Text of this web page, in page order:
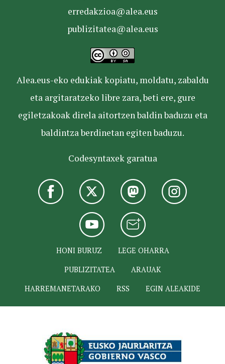
erredakzioa@alea.eus
publizitatea@alea.eus
Alea.eus-eko edukiak kopiatu, moldatu, zabaldu
eta argitaratzeko libre zara, beti ere, gure
egiletzakoak direla aitortzen baldin baduzu eta
baldintza berdinetan egiten baduzu.
Codesyntaxek garatua
HONI BURUZ
LEGE OHARRA
PUBLIZITATEA
ARAUAK
HARREMANETARAKO
RSS EGIN ALEAKIDE